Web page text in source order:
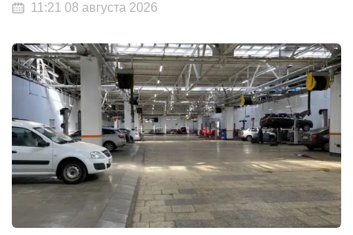
11:21 08 августа 2026